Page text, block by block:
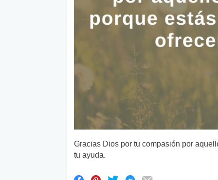
Gracias Dios por tu compasión por
tu ayuda.